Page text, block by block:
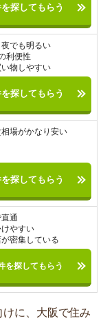
探してもらう
夜でも明るい
利便性
い物しやすい
探してもらう
場がかなり安い
探してもらう
通
けやすい
密集している
を探してもらう
に、大阪で住み